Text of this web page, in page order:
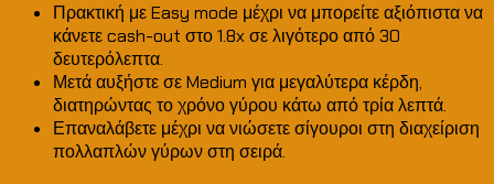
Πρακτική με Easy mode μέχρι να μπορείτε αξιόπιστα να
κάνετε cash-out στο 1.8x σε λιγότερο από 30
δευτερόλεπτα.
Μετά αυξήστε σε Medium για μεγαλύτερα κέρδη,
διατηρώντας το χρόνο γύρου κάτω από τρία λεπτά.
Επαναλάβετε μέχρι να νιώσετε σίγουροι στη διαχείριση
πολλαπλών γύρων στη σειρά.